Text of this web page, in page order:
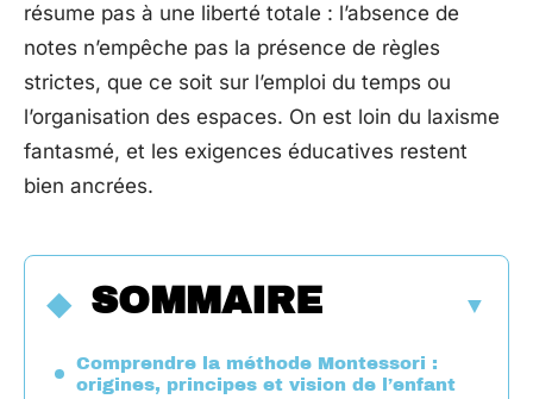
résume pas à une liberté totale : l’absence de
notes n’empêche pas la présence de règles
strictes, que ce soit sur l’emploi du temps ou
l’organisation des espaces. On est loin du laxisme
fantasmé, et les exigences éducatives restent
bien ancrées.
SOMMAIRE
Comprendre la méthode Montessori :
origines, principes et vision de l’enfant